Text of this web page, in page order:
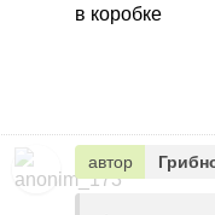
в коробке
автор